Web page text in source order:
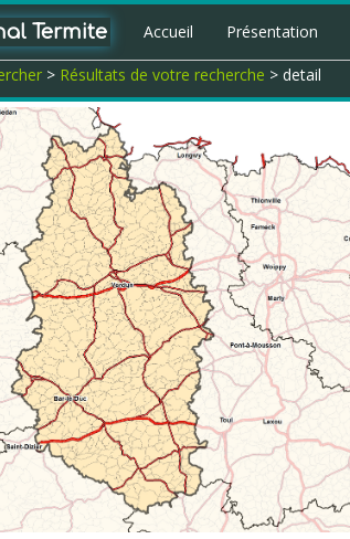
Termite Accueil Présentation
> Résultats de votre recherche > detail